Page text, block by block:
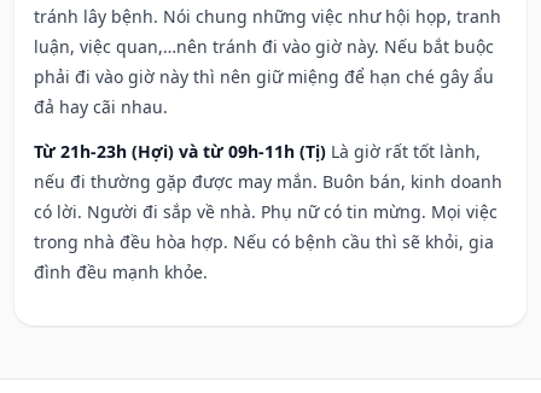
tránh lây bệnh. Nói chung những việc như hội họp, tranh
luận, việc quan,…nên tránh đi vào giờ này. Nếu bắt buộc
phải đi vào giờ này thì nên giữ miệng để hạn ché gây ẩu
đả hay cãi nhau.
Từ 21h-23h (Hợi) và từ 09h-11h (Tị) Là giờ rất tốt lành,
nếu đi thường gặp được may mắn. Buôn bán, kinh doanh
có lời. Người đi sắp về nhà. Phụ nữ có tin mừng. Mọi việc
trong nhà đều hòa hợp. Nếu có bệnh cầu thì sẽ khỏi, gia
đình đều mạnh khỏe.